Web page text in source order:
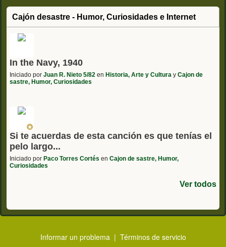
Cajón desastre - Humor, Curiosidades e Internet
In the Navy, 1940
Iniciado por Juan R. Nieto 5/82 en Historia, Arte y Cultura y Cajon de
sastre, Humor, Curiosidades
Si te acuerdas de esta canción es que tenías el
pelo largo...
Iniciado por Paco Torres Cortés en Cajon de sastre, Humor,
Curiosidades
Ver todos
Informar un problema | Términos de servicio